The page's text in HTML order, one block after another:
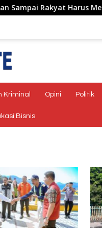
Rakyat Harus Mencari
Kriminal Opini Politik
Bisnis